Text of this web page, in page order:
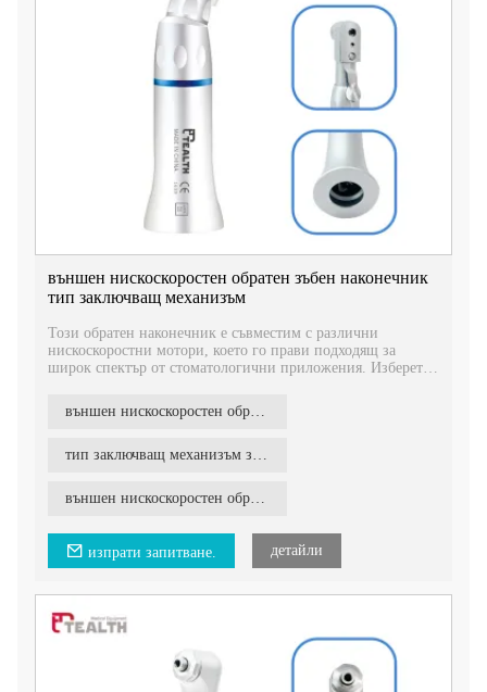
външен нискоскоростен обратен зъбен наконечник
тип заключващ механизъм
Този обратен наконечник е съвместим с различни
нискоскоростни мотори, което го прави подходящ за
широк спектър от стоматологични приложения. Изберете
фиксатор за надеждна работа и подобрен контрол по време
на стоматологични процедури.
изпрати запитване. детайли